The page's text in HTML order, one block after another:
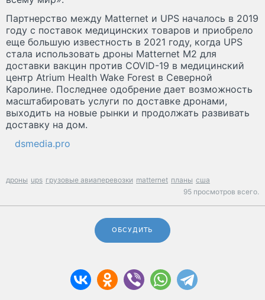
Партнерство между Matternet и UPS началось в 2019
году с поставок медицинских товаров и приобрело
еще большую известность в 2021 году, когда UPS
стала использовать дроны Matternet M2 для
доставки вакцин против COVID-19 в медицинский
центр Atrium Health Wake Forest в Северной
Каролине. Последнее одобрение дает возможность
масштабировать услуги по доставке дронами,
выходить на новые рынки и продолжать развивать
доставку на дом.
dsmedia.pro
дроны ups грузовые авиаперевозки matternet планы сша
95 просмотров всего.
ОБСУДИТЬ